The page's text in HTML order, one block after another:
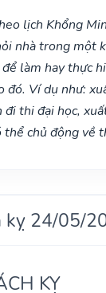
lịch Khổng
nhà trong một
làm hay thực
đó. Ví dụ như:
đi thi đại học,
thể chủ động về
kỵ 24/05/
KỴ